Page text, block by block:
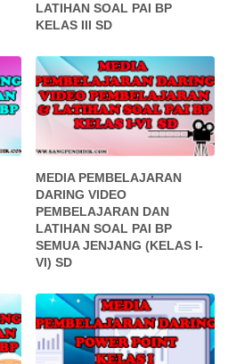
LATIHAN SOAL PAI BP
KELAS III SD
MEDIA PEMBELAJARAN
DARING VIDEO
PEMBELAJARAN DAN
LATIHAN SOAL PAI BP
SEMUA JENJANG (KELAS I-
VI) SD